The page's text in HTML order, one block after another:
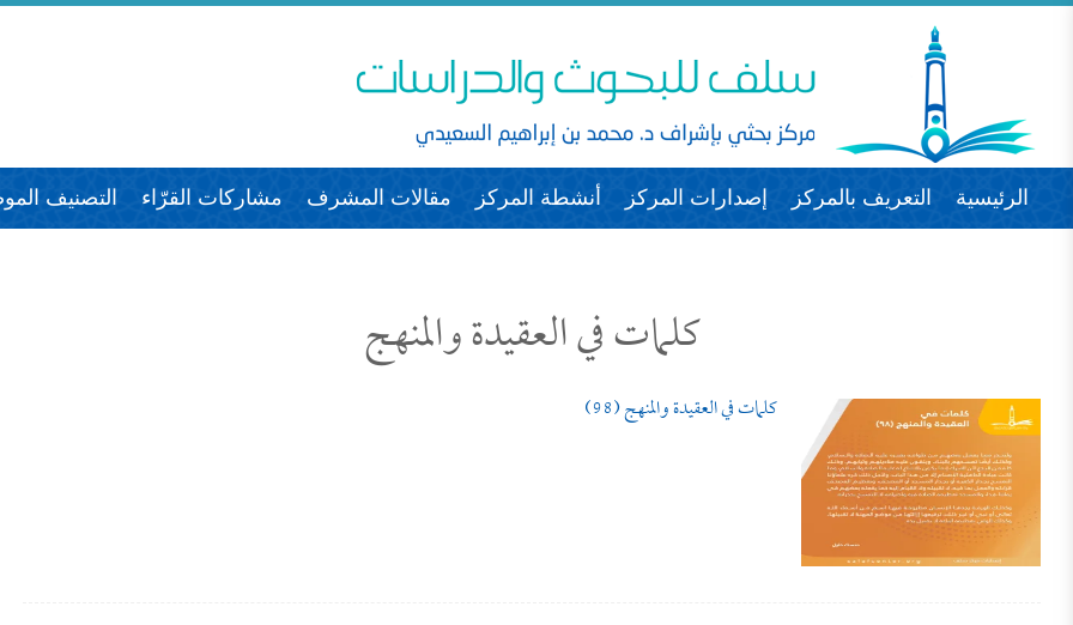
الرئيسية التعريف بالمركز إصدارات المركز أنشطة المركز مقالات المشرف مشاركات القرّاء التصنيف
كلمات في العقيدة والمنهج
كلمات في العقيدة والمنهج (98)